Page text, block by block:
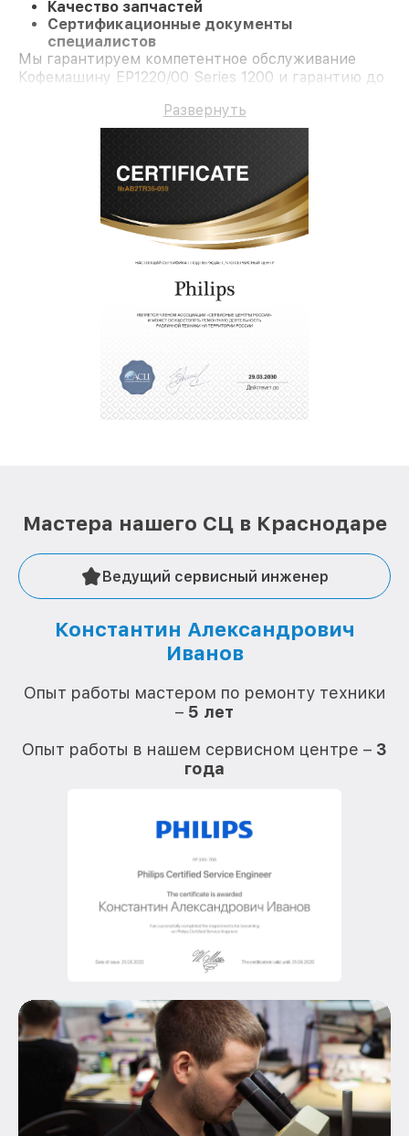
Качество запчастей
Сертификационные документы
специалистов
Мы гарантируем компетентное обслуживание
Кофемашину EP1220/00 Series 1200 и гарантию до
Развернуть
Мастера нашего СЦ в Краснодаре
Ведущий сервисный инженер
Константин Александрович
Иванов
Опыт работы мастером по ремонту техники
– 5 лет
Опыт работы в нашем сервисном центре – 3
года